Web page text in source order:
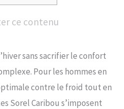
ce contenu
sans sacrifier le confort
Pour les hommes en
contre le froid tout en
Sorel Caribou s’imposent